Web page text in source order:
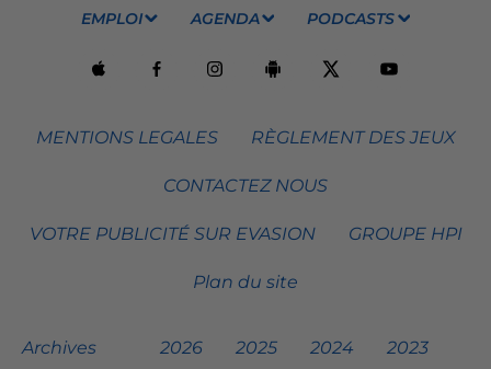
EMPLOI AGENDA PODCASTS
MENTIONS LEGALES RÈGLEMENT DES JEUX
CONTACTEZ NOUS
VOTRE PUBLICITÉ SUR EVASION GROUPE HPI
Plan du site
Archives 2026 2025 2024 2023